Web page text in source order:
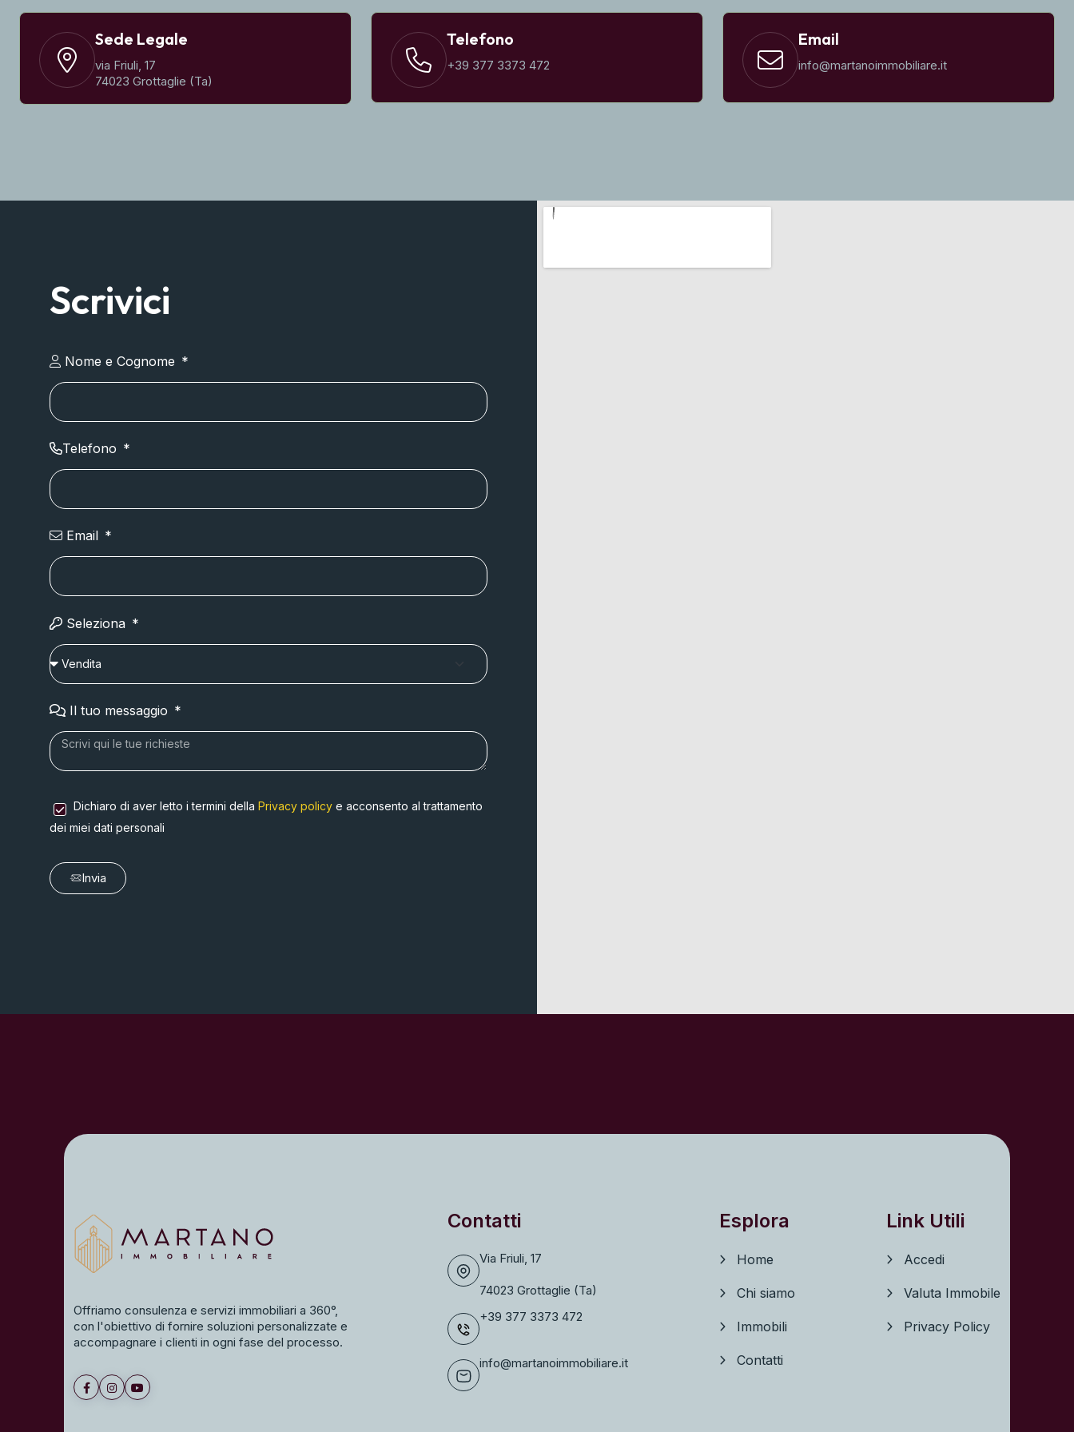
Sede Legale
via Friuli, 17
74023 Grottaglie (Ta)
Telefono
+39 377 3373 472
Email
info@martanoimmobiliare.it
Scrivici
Nome e Cognome
Telefono
Email
Seleziona
Il tuo messaggio
Dichiaro di aver letto i termini della Privacy policy e acconsento al trattamento
dei miei dati personali
Invia
Offriamo consulenza e servizi immobiliari a 360°,
con l'obiettivo di fornire soluzioni personalizzate e
accompagnare i clienti in ogni fase del processo.
Contatti
Via Friuli, 17
74023 Grottaglie (Ta)
+39 377 3373 472
info@martanoimmobiliare.it
Esplora
Home
Chi siamo
Immobili
Contatti
Link Utili
Accedi
Valuta Immobile
Privacy Policy